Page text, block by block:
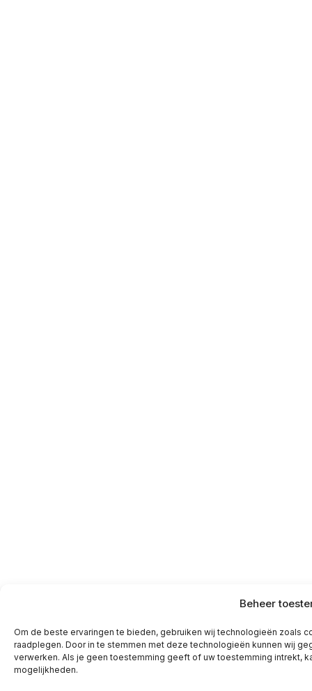
Beheer
Om de beste ervaringen te bieden, gebruiken wij technologieën zoals
raadplegen. Door in te stemmen met deze technologieën kunnen wij
verwerken. Als je geen toestemming geeft of uw toestemming intrekt,
mogelijkheden.